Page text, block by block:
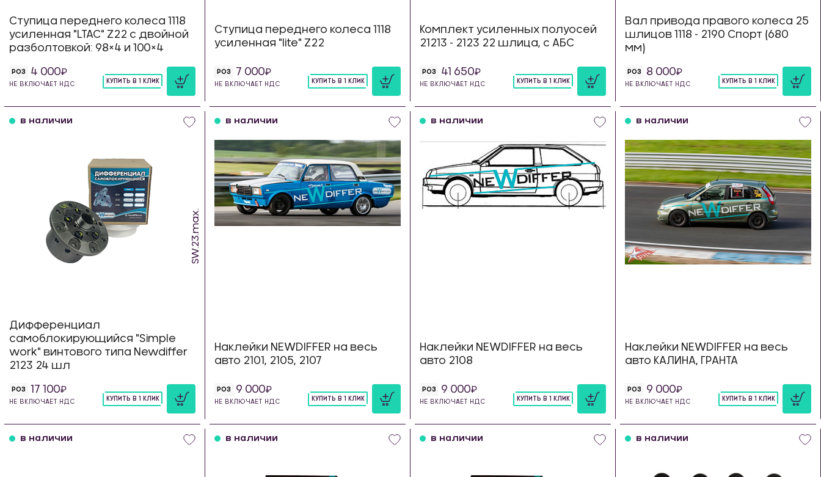
Ступица переднего колеса 1118
усиленная "LTAC" Z22 с двойной
разболтовкой: 98×4 и 100×4
РОЗ 4 000
НЕ ВКЛЮЧАЕТ НДС КУПИТЬ В 1 КЛИК
Ступица переднего колеса 1118
усиленная "lite" Z22
РОЗ 7 000
НЕ ВКЛЮЧАЕТ НДС КУПИТЬ В 1 КЛИК
Комплект усиленных полуосей
21213 - 2123 22 шлица, с АБС
РОЗ 41 650
НЕ ВКЛЮЧАЕТ НДС КУПИТЬ В 1 КЛИК
Вал привода правого колеса 25
шлицов 1118 - 2190 Спорт (680
мм)
РОЗ 8 000
НЕ ВКЛЮЧАЕТ НДС КУПИТЬ В 1 КЛИК
SW.23.max.
в наличии
Дифференциал
самоблокирующийся "Simple
work" винтового типа Newdiffer
2123 24 шл
РОЗ 17 100
НЕ ВКЛЮЧАЕТ НДС КУПИТЬ В 1 КЛИК
в наличии
Наклейки NEWDIFFER на весь
авто 2101, 2105, 2107
РОЗ 9 000
НЕ ВКЛЮЧАЕТ НДС КУПИТЬ В 1 КЛИК
в наличии
Наклейки NEWDIFFER на весь
авто 2108
РОЗ 9 000
НЕ ВКЛЮЧАЕТ НДС КУПИТЬ В 1 КЛИК
в наличии
Наклейки NEWDIFFER на весь
авто КАЛИНА, ГРАНТА
РОЗ 9 000
НЕ ВКЛЮЧАЕТ НДС КУПИТЬ В 1 КЛИК
в наличии в наличии в наличии в наличии